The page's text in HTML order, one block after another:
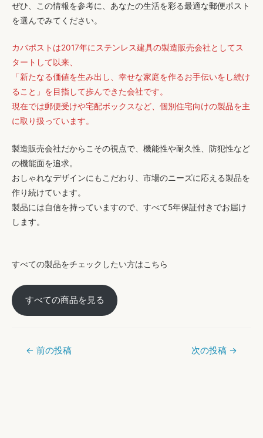
ぜひ、この情報を参考に、あなたの生活を彩る最適な郵便ポスト
を選んでみてください。
カバポストは2017年にステンレス建具の製造販売会社としてス
タートして以来、
「新たなる価値を生み出し、幸せな家庭を作るお手伝いをし続け
ること」を目指して歩んできた会社です。
現在では郵便受けや宅配ボックスなど、個別住宅向けの製品を主
に取り扱っています。
製造販売会社だからこその視点で、機能性や耐久性、防犯性など
の機能面を追求。
おしゃれなデザインにもこだわり、市場のニーズに応える製品を
作り続けています。
製品には自信を持っていますので、すべて5年保証付きでお届け
します。
すべての製品をチェックしたい方はこちら
すべての商品を見る
← 前の投稿 次の投稿 →